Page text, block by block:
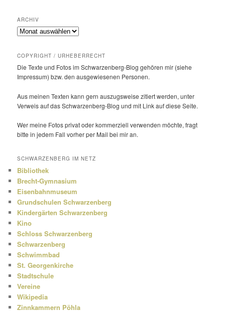
ARCHIV
Archiv
COPYRIGHT / URHEBERRECHT
Die Texte und Fotos im Schwarzenberg-Blog gehören mir (siehe
Impressum) bzw. den ausge­wie­senen Personen.
Aus meinen Texten kann gern auszugs­weise zitiert werden, unter
Verweis auf das Schwarzenberg-Blog und mit Link auf diese Seite.
Wer meine Fotos privat oder kommer­ziell verwenden möchte, fragt
bitte in jedem Fall vorher per Mail bei mir an.
SCHWARZENBERG IM NETZ
Bibliothek
Brecht-Gymnasium
Eisenbahnmuseum
Grundschulen Schwarzenberg
Kindergärten Schwarzenberg
Kino
Schloss Schwarzenberg
Schwarzenberg
Schwimmbad
St. Georgenkirche
Stadtschule
Vereine
Wikipedia
Zinnkammern Pöhla